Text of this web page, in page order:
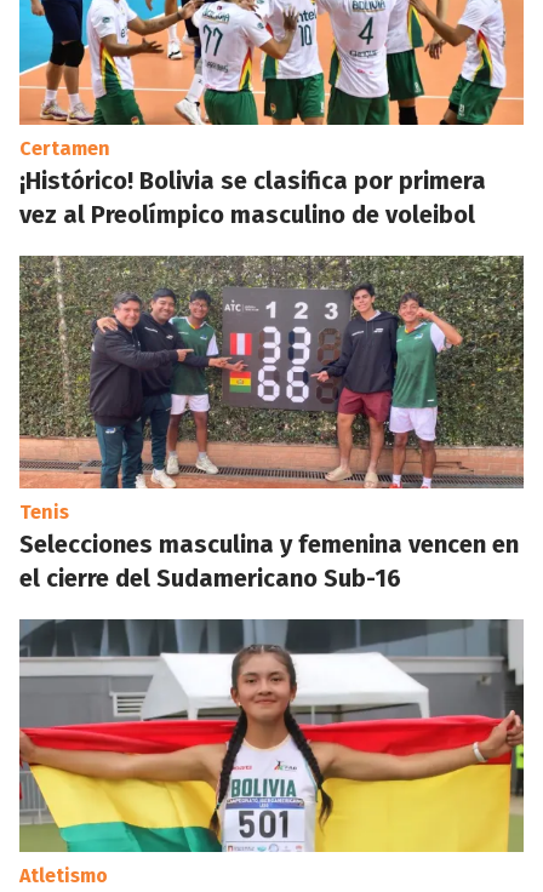
Certamen
¡Histórico! Bolivia se clasifica por primera
vez al Preolímpico masculino de voleibol
Tenis
Selecciones masculina y femenina vencen en
el cierre del Sudamericano Sub-16
Atletismo